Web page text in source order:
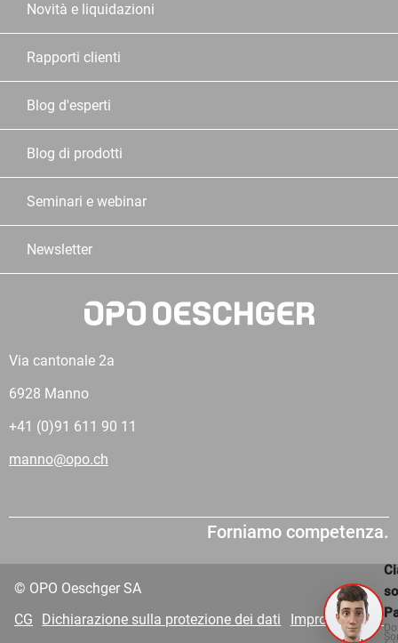
Novità e liquidazioni
Rapporti clienti
Blog d'esperti
Blog di prodotti
Seminari e webinar
Newsletter
Via cantonale 2a
6928 Manno
+41 (0)91 611 90 11
manno@opo.ch
Forniamo competenza.
© OPO Oeschger SA
CG
Dichiarazione sulla protezione dei dati Impronta VDP